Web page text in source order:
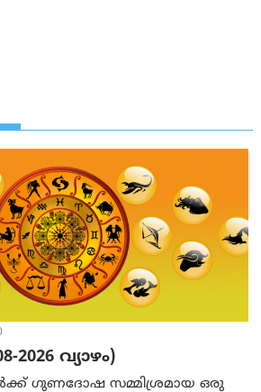
2026 വ്യാഴം)
ഗുണദോഷ സമ്മിശ്രമായ ഒരു